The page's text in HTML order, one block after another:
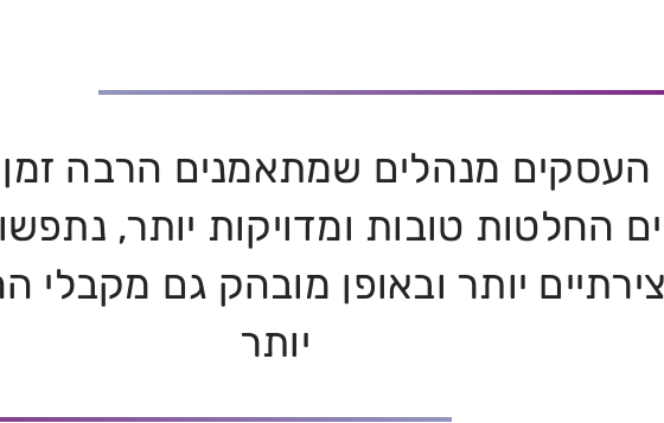
העסקים מנהלים שמתאמנים הרבה זמן
החלטות טובות ומדויקות יותר,
יותר ובאופן מובהק גם מקבלי
יותר